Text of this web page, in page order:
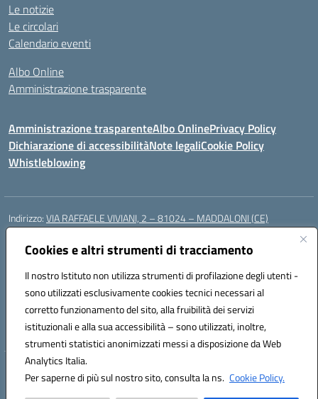
Cookies e altri strumenti di tracciamento
Il nostro Istituto non utilizza strumenti di profilazione degli utenti -
sono utilizzati esclusivamente cookies tecnici necessari al
corretto funzionamento del sito, alla fruibilità dei servizi
istituzionali e alla sua accessibilità – sono utilizzati, inoltre,
strumenti statistici anonimizzati messi a disposizione da Web
Analytics Italia.
Per saperne di più sul nostro sito, consulta la ns. Cookie Policy.
Le notizie
Le circolari
Calendario eventi
Albo Online
Amministrazione trasparente
Amministrazione trasparenteAlbo OnlinePrivacy Policy
Dichiarazione di accessibilitàNote legaliCookie Policy
Whistleblowing
Indirizzo:VIA RAFFAELE VIVIANI, 2 – 81024 – MADDALONI (CE)
Centralino:
Posta elettronica certificata (PEC):ceic8av00r@pec.istruzione.it
Codice fiscale: 93086020612
Codice meccanografico:CEIC8AV00R
Codice Indice delle Pubbliche Amministrazioni (IPA): icamm
Codice unico di fatturazione (CUF): UF8WE6
Hosting & Powered by 3D Solution S.r.l.
Concept & Design by Designers Italia